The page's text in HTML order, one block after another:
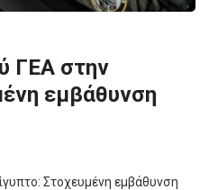
ΓΕΑ στην
εμβάθυνση
Στοχευμένη εμβάθυνση